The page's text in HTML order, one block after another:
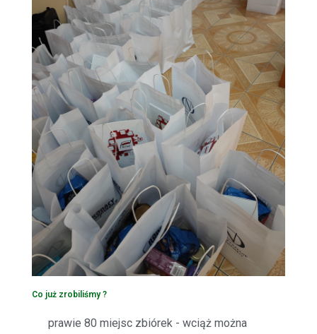
Co już zrobiliśmy ?
prawie 80 miejsc zbiórek - wciąż można